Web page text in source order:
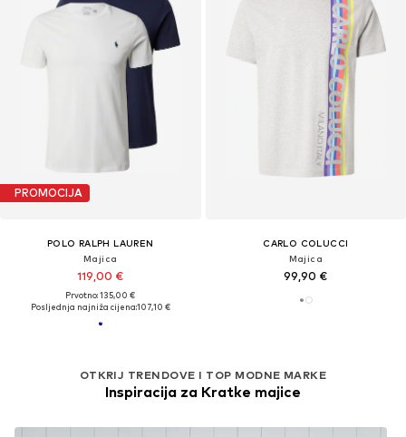
PROMOCIJA
POLO RALPH LAUREN
Majica
119,00 €
Prvotno: 135,00 €
Posljednja najniža cijena:107,10 €
CARLO COLUCCI
Majica
99,90 €
OTKRIJ TRENDOVE I TOP MODNE MARKE
Inspiracija za Kratke majice